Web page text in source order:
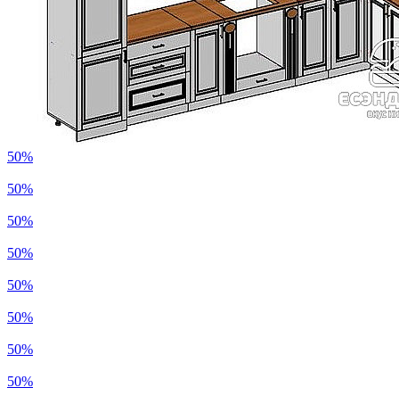
50%
50%
50%
50%
50%
50%
50%
50%